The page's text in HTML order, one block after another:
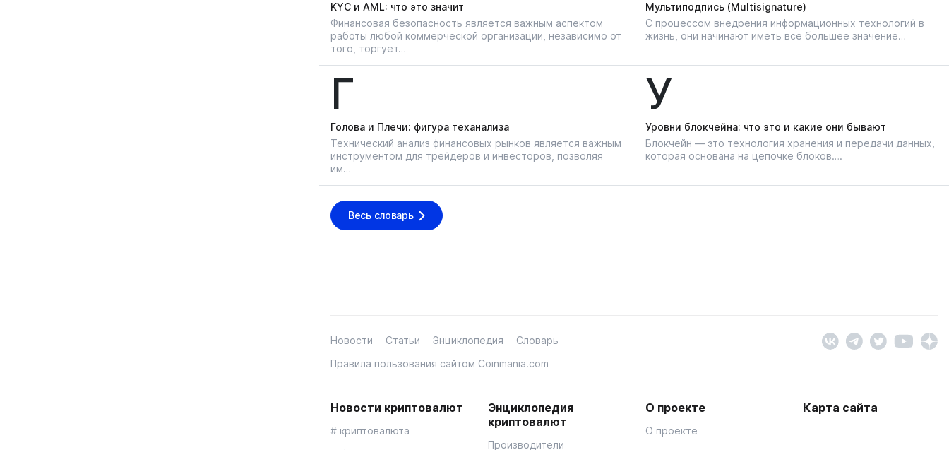
KYС и AML: что это значит
Финансовая безопасность является важным аспектом
работы любой коммерческой организации, независимо от
того, торгует…
Мультиподпись (Multisignature)
С процессом внедрения информационных технологий в
жизнь, они начинают иметь все большее значение…
Г
Голова и Плечи: фигура теханализа
Технический анализ финансовых рынков является важным
инструментом для трейдеров и инвесторов, позволяя
им…
У
Уровни блокчейна: что это и какие они бывают
Блокчейн — это технология хранения и передачи данных,
которая основана на цепочке блоков….
Весь словарь
Новости Статьи Энциклопедия
Словарь
Правила пользования сайтом Coinmania.com
Новости криптовалют
# криптовалюта
Энциклопедия
криптовалют
Производители
О проекте
О проекте
Карта сайта